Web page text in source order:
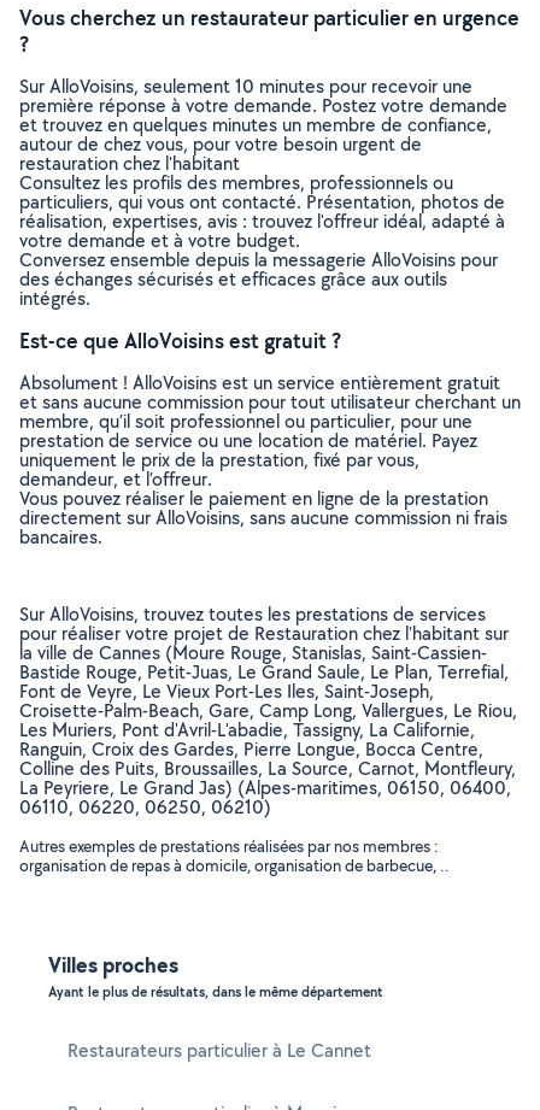
Vous cherchez un restaurateur particulier en urgence
?
Sur AlloVoisins, seulement 10 minutes pour recevoir une
première réponse à votre demande. Postez votre demande
et trouvez en quelques minutes un membre de confiance,
autour de chez vous, pour votre besoin urgent de
restauration chez l'habitant
Consultez les profils des membres, professionnels ou
particuliers, qui vous ont contacté. Présentation, photos de
réalisation, expertises, avis : trouvez l'offreur idéal, adapté à
votre demande et à votre budget.
Conversez ensemble depuis la messagerie AlloVoisins pour
des échanges sécurisés et efficaces grâce aux outils
intégrés.
Est-ce que AlloVoisins est gratuit ?
Absolument ! AlloVoisins est un service entièrement gratuit
et sans aucune commission pour tout utilisateur cherchant un
membre, qu’il soit professionnel ou particulier, pour une
prestation de service ou une location de matériel. Payez
uniquement le prix de la prestation, fixé par vous,
demandeur, et l’offreur.
Vous pouvez réaliser le paiement en ligne de la prestation
directement sur AlloVoisins, sans aucune commission ni frais
bancaires.
Sur AlloVoisins, trouvez toutes les prestations de services
pour réaliser votre projet de Restauration chez l'habitant sur
la ville de Cannes (Moure Rouge, Stanislas, Saint-Cassien-
Bastide Rouge, Petit-Juas, Le Grand Saule, Le Plan, Terrefial,
Font de Veyre, Le Vieux Port-Les Iles, Saint-Joseph,
Croisette-Palm-Beach, Gare, Camp Long, Vallergues, Le Riou,
Les Muriers, Pont d'Avril-L'abadie, Tassigny, La Californie,
Ranguin, Croix des Gardes, Pierre Longue, Bocca Centre,
Colline des Puits, Broussailles, La Source, Carnot, Montfleury,
La Peyriere, Le Grand Jas) (Alpes-maritimes, 06150, 06400,
06110, 06220, 06250, 06210)
Autres exemples de prestations réalisées par nos membres :
organisation de repas à domicile, organisation de barbecue, ..
Villes proches
Ayant le plus de résultats, dans le même département
Restaurateurs particulier à Le Cannet